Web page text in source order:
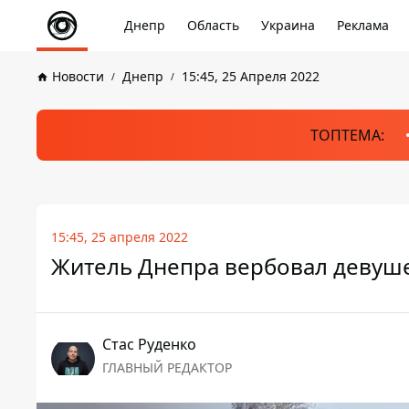
Днепр Область Украина Реклама
Новости Днепр 15:45, 25 Апреля 2022
ТОПТЕМА:
15:45, 25 апреля 2022
Житель Днепра вербовал
Стаc Руденко
ГЛАВНЫЙ РЕДАКТОР